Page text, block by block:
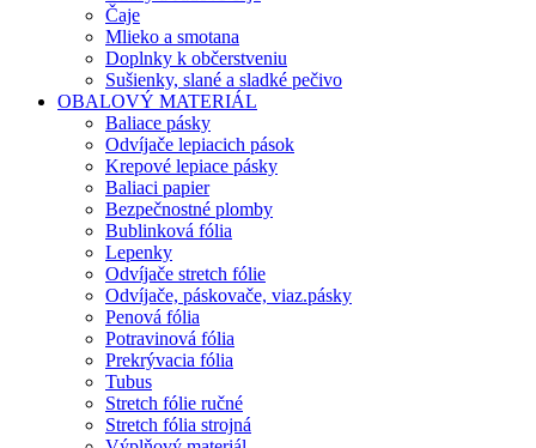
Čaje
Mlieko a smotana
Doplnky k občerstveniu
Sušienky, slané a sladké pečivo
OBALOVÝ MATERIÁL
Baliace pásky
Odvíjače lepiacich pások
Krepové lepiace pásky
Baliaci papier
Bezpečnostné plomby
Bublinková fólia
Lepenky
Odvíjače stretch fólie
Odvíjače, páskovače, viaz.pásky
Penová fólia
Potravinová fólia
Prekrývacia fólia
Tubus
Stretch fólie ručné
Stretch fólia strojná